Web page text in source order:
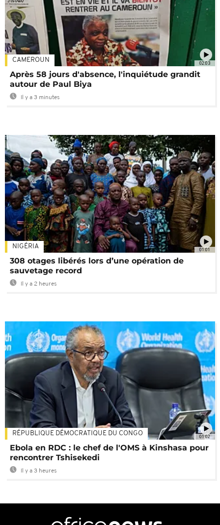
02:03
CAMEROUN
Après 58 jours d'absence, l'inquiétude grandit
autour de Paul Biya
Il y a 3 minutes
01:01
NIGÉRIA
308 otages libérés lors d’une opération de
sauvetage record
Il y a 2 heures
01:02
RÉPUBLIQUE DÉMOCRATIQUE DU CONGO
Ebola en RDC : le chef de l'OMS à Kinshasa pour
rencontrer Tshisekedi
Il y a 3 heures